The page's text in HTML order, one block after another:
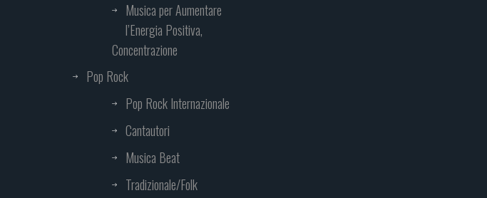
Musica per Aumentare
l’Energia Positiva,
Concentrazione
Pop Rock
Pop Rock Internazionale
Cantautori
Musica Beat
Tradizionale/Folk